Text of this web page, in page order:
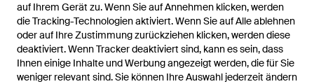
auf Ihrem Gerät zu. Wenn Sie auf Annehmen klicken, werden
die Tracking-Technologien aktiviert. Wenn Sie auf Alle ablehnen
oder auf Ihre Zustimmung zurückziehen klicken, werden diese
deaktiviert. Wenn Tracker deaktiviert sind, kann es sein, dass
Ihnen einige Inhalte und Werbung angezeigt werden, die für Sie
weniger relevant sind. Sie können Ihre Auswahl jederzeit ändern
auf Ihrem Gerät zu. Wenn Sie auf Annehmen klicken, werden
die Tracking-Technologien aktiviert. Wenn Sie auf Alle ablehnen
oder auf Ihre Zustimmung zurückziehen klicken, werden diese
deaktiviert. Wenn Tracker deaktiviert sind, kann es sein, dass
Ihnen einige Inhalte und Werbung angezeigt werden, die für Sie
weniger relevant sind. Sie können Ihre Auswahl jederzeit ändern
55,99 €47,25 €
Under Armour
Ärmelloses Oberteil Für
Damen, Nahtlos - Blau
VonDress-For-Less
SALE
90,99 €34,50 €
Under Armour
"Meridian" Sport-Bh Für
Damen, Mit Vorderem
Reißverschluss - Schwarz
Von Dress-For-Less
SALE